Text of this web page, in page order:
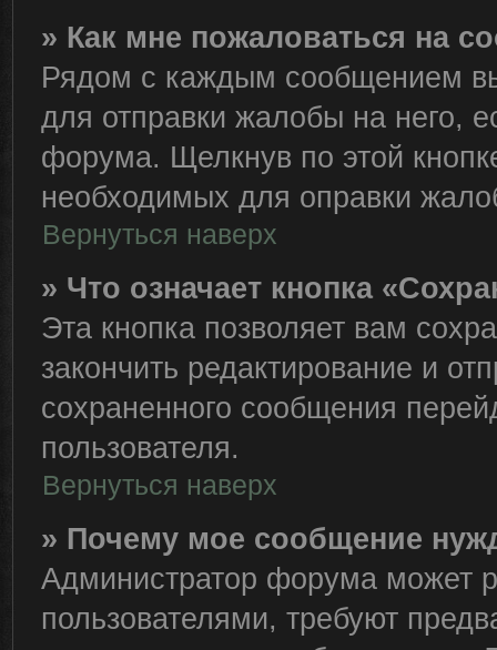
» Как мне пожаловаться на
Рядом с каждым сообщением
для отправки жалобы на него,
форума. Щелкнув по этой
необходимых для оправки
Вернуться наверх
» Что означает кнопка
Эта кнопка позволяет вам
закончить редактирование и
сохраненного сообщения
пользователя.
Вернуться наверх
» Почему мое сообщение
Администратор форума может
пользователями, требуют